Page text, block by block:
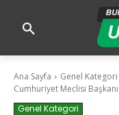
Ana Sayfa Genel Kategori
Cumhuriyet Meclisi
Genel Kategori